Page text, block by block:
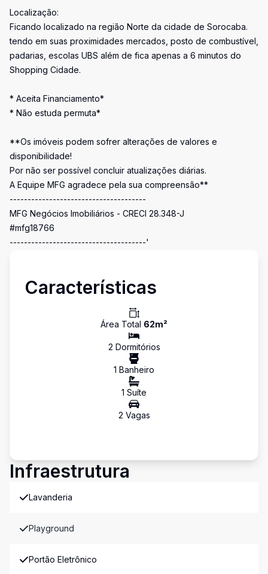
Localização:
Ficando localizado na região Norte da cidade de Sorocaba.
tendo em suas proximidades mercados, posto de combustível,
padarias, escolas UBS além de fica apenas a 6 minutos do
Shopping Cidade.
* Aceita Financiamento*
* Não estuda permuta*
**Os imóveis podem sofrer alterações de valores e
disponibilidade!
Por não ser possível concluir atualizações diárias.
A Equipe MFG agradece pela sua compreensão**
--------------------------------------
MFG Negócios Imobiliários - CRECI 28.348-J
#mfg18766
--------------------------------------'
Características
Área Total 62m²
2 Dormitórios
1 Banheiro
1 Suíte
2 Vagas
Infraestrutura
Lavanderia
Playground
Portão Eletrônico